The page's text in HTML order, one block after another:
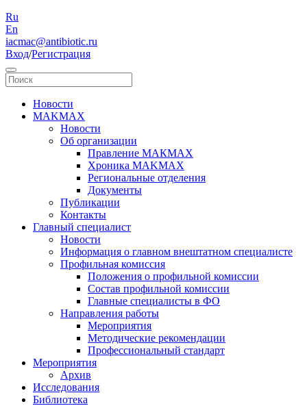
Ru
En
iacmac@antibiotic.ru
Вход/Регистрация
Новости
MAKMAX
Новости
Об организации
Правление МАКМАХ
Хроника MAKMAX
Региональные отделения
Документы
Публикации
Контакты
Главный специалист
Новости
Информация о главном внештатном специалисте
Профильная комиссия
Положения о профильной комиссии
Состав профильной комиссии
Главные специалисты в ФО
Направления работы
Мероприятия
Методические рекомендации
Профессиональный стандарт
Мероприятия
Архив
Исследования
Библиотека